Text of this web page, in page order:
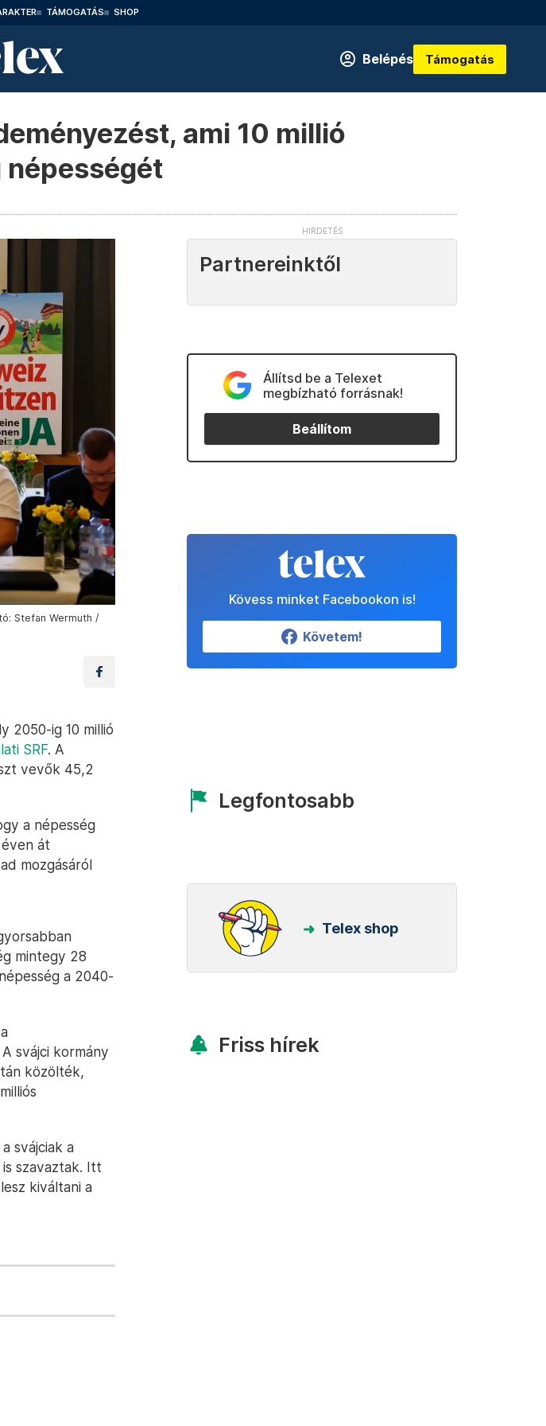
TÁMOGATÁS SHOP
Belépés Támogatás
ami 10 millió
Stefan Wermuth /
2050-ig 10 millió
SRF. A
vevők 45,2
a népesség
át
mozgásáról
mintegy 28
a 2040-
svájci kormány
közölték,
svájciak a
szavaztak. Itt
kiváltani a
Partnereinktől
Állítsd be a Telexet
megbízható forrásnak!
Beállítom
Kövess minket Facebookon is!
Követem!
Legfontosabb
Telex shop
Friss hírek